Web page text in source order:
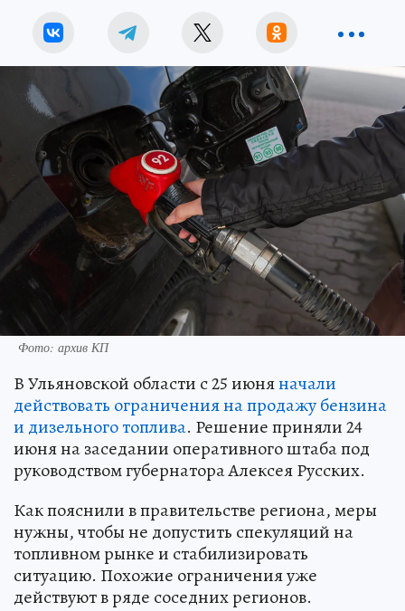
Фото: архив КП
В Ульяновской области с 25 июняначали
действовать ограничения на продажу бензина
и дизельного топлива. Решение приняли 24
июня на заседании оперативного штаба под
руководством губернатора Алексея Русских.
Как пояснили в правительстве региона, меры
нужны, чтобы не допустить спекуляций на
топливном рынке и стабилизировать
ситуацию. Похожие ограничения уже
действуют в ряде соседних регионов.